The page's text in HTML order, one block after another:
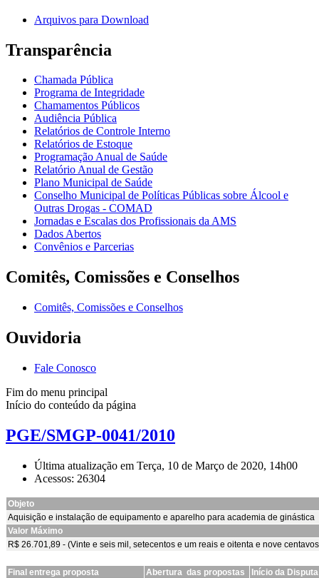
Arquivos para Download
Transparência
Chamada Pública
Programa de Integridade
Chamamentos Públicos
Audiência Pública
Relatórios de Controle Interno
Relatórios de Estoque
Programação Anual de Saúde
Relatório Anual de Gestão
Plano Municipal de Saúde
Conselho Municipal de Políticas Públicas sobre Álcool e
Outras Drogas - COMAD
Jornadas e Escalas dos Profissionais da AMS
Dados Abertos
Convênios e Parcerias
Comitês, Comissões e Conselhos
Comitês, Comissões e Conselhos
Ouvidoria
Fale Conosco
Fim do menu principal
Início do conteúdo da página
PGE/SMGP-0041/2010
Última atualização em Terça, 10 de Março de 2020, 14h00
Acessos: 26304
Objeto
Aquisição e instalação de equipamento e aparelho para academia de ginástica
Valor Máximo
R$ 26.701,89 - (Vinte e seis mil, setecentos e um reais e oitenta e nove
Final entrega proposta Abertura das propostas
Início da Disputa